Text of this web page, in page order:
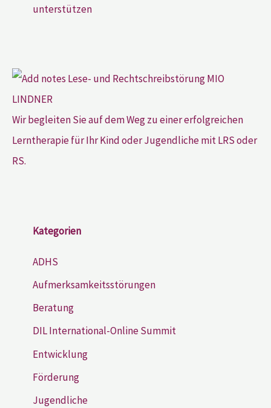
unterstützen
Wir begleiten Sie auf dem Weg zu einer erfolgreichen
Lerntherapie für Ihr Kind oder Jugendliche mit LRS oder
RS.
Kategorien
ADHS
Aufmerksamkeitsstörungen
Beratung
DIL International-Online Summit
Entwicklung
Förderung
Jugendliche